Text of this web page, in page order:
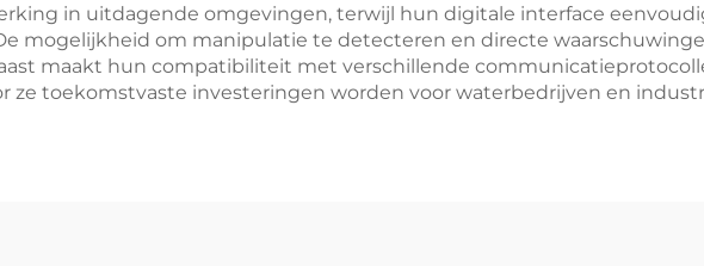
in uitdagende omgevingen, terwijl hun digitale interface
mogelijkheid om manipulatie te detecteren en directe
maakt hun compatibiliteit met verschillende
ze toekomstvaste investeringen worden voor waterbedrijven en